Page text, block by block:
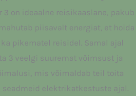
3 on ideaalne reisikaaslane, pakub
piisavalt energiat, et hoida
pikematel reisidel. Samal ajal
3 veelgi suuremat võimsust ja
mis võimaldab teil toita
seadmeid elektrikatkestuste ajal.